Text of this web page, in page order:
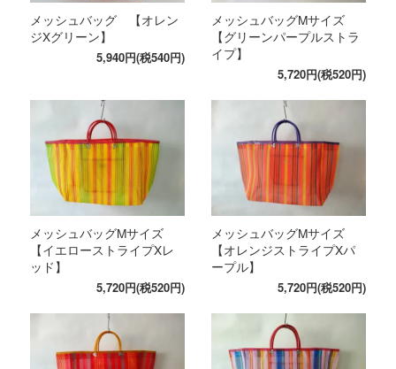
メッシュバッグ 【オレン
ジXグリーン】
5,940円(税540円)
メッシュバッグMサイズ
【グリーンパープルストラ
イプ】
5,720円(税520円)
メッシュバッグMサイズ
【イエローストライプXレ
ッド】
5,720円(税520円)
メッシュバッグMサイズ
【オレンジストライプXパ
ープル】
5,720円(税520円)